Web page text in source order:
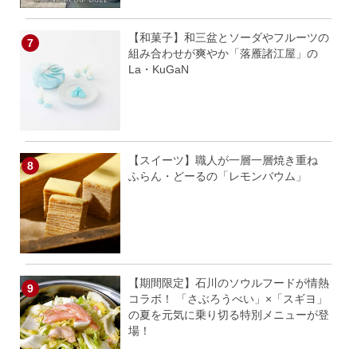
【和菓子】和三盆とソーダやフルーツの
組み合わせが爽やか「落雁諸江屋」の
La・KuGaN
【スイーツ】職人が一層一層焼き重ね
ふらん・どーるの「レモンバウム」
【期間限定】石川のソウルフードが情熱
コラボ！ 「さぶろうべい」×「スギヨ」
の夏を元気に乗り切る特別メニューが登
場！